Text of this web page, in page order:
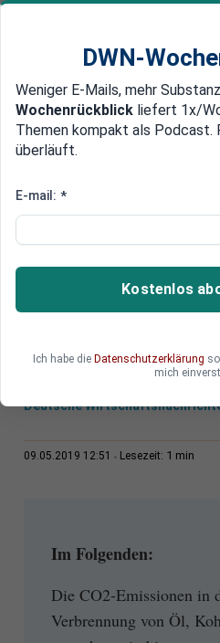
Newsticker MEIN DWN:
Edelmetalle DWN-
Deutschland in der Rangliste weit vorn
CO2-Emissionen
gehen zurück
Die Europäer produzieren
Deutsche
09.05.2019 12:51 Lesezeit: 1 min
Im Folgenden:
Die CO2-Emissionen in
Verbrennung von Öl,
DWN-
Weniger E-Mails, mehr
Wochenrückblick liefert 1x/
Themen kompakt als Podcast.
überläuft.
E-mail: *
Kostenlos
Ich habe die Datenschutzerklärung
mich